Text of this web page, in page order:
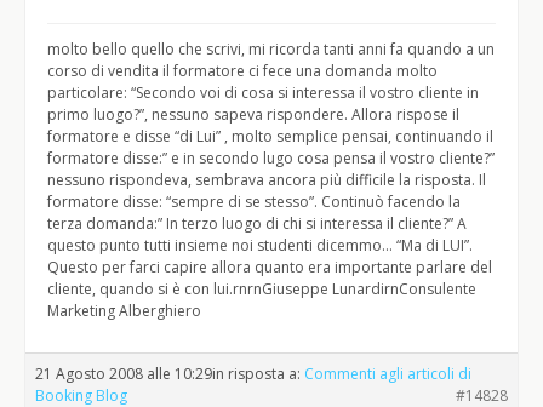
molto bello quello che scrivi, mi ricorda tanti anni fa quando a un
corso di vendita il formatore ci fece una domanda molto
particolare: “Secondo voi di cosa si interessa il vostro cliente in
primo luogo?”, nessuno sapeva rispondere. Allora rispose il
formatore e disse “di Lui” , molto semplice pensai, continuando il
formatore disse:” e in secondo lugo cosa pensa il vostro cliente?”
nessuno rispondeva, sembrava ancora più difficile la risposta. Il
formatore disse: “sempre di se stesso”. Continuò facendo la
terza domanda:” In terzo luogo di chi si interessa il cliente?” A
questo punto tutti insieme noi studenti dicemmo… “Ma di LUI”.
Questo per farci capire allora quanto era importante parlare del
cliente, quando si è con lui.rnrnGiuseppe LunardirnConsulente
Marketing Alberghiero
21 Agosto 2008 alle 10:29in risposta a: Commenti agli articoli di
Booking Blog
#14828